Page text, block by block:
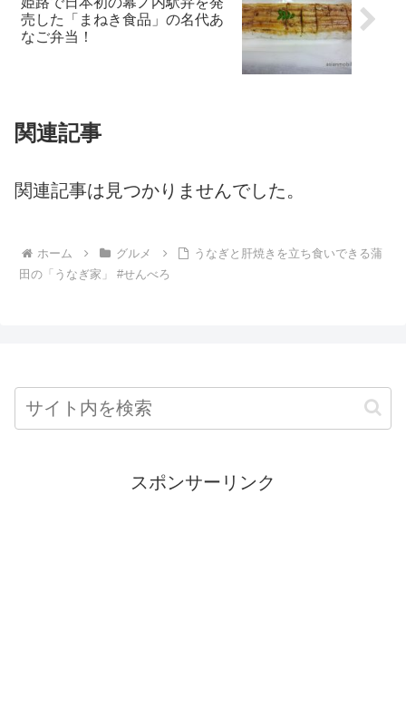
売した「まねき食品」の名代あ
なご弁当！
関連記事
関連記事は見つかりませんでした。
ホーム グルメ
うなぎと肝焼きを立ち食いできる蒲
田の「うなぎ家」 #せんべろ
スポンサーリンク